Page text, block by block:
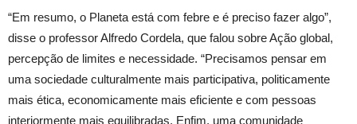
“Em resumo, o Planeta está com febre e é preciso fazer algo”,
disse o professor Alfredo Cordela, que falou sobre Ação global,
percepção de limites e necessidade. “Precisamos pensar em
uma sociedade culturalmente mais participativa, politicamente
mais ética, economicamente mais eficiente e com pessoas
interiormente mais equilibradas. Enfim, uma comunidade